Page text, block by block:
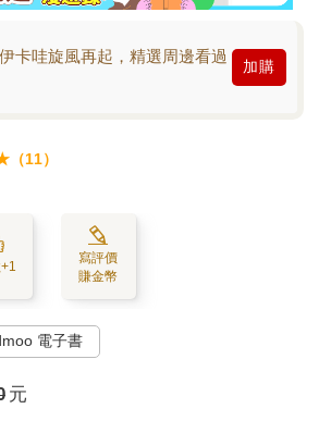
卡哇旋風再起，精選周邊看過
加購
11）
寫評價
賺金幣
電子書
元